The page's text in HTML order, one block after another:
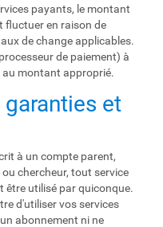
payants, le montant
fluctuer en raison de
de change applicables.
de paiement) à
montant approprié.
et
à un compte parent,
chercheur, tout service
être utilisé par quiconque.
d'utiliser vos services
abonnement ni ne